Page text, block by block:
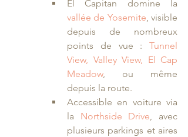
vallée de Yosemite, visible
depuis de nombreux
points de vue : Tunnel
View, Valley View, El Cap
Meadow, ou même
depuis la route.
Accessible en voiture via
la Northside Drive, avec
plusieurs parkings et aires